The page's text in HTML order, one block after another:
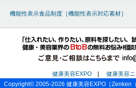
機能性表示食品制度［機能性表示対応素材］
健康美容EXPO | 健康美容
Copyright© 2005-2026 健康美容EXPO ［